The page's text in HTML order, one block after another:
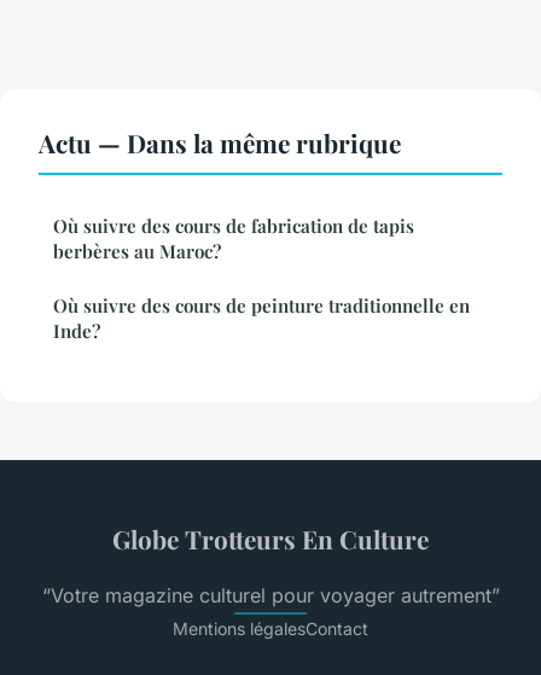
Actu — Dans la même rubrique
Où suivre des cours de fabrication de tapis
berbères au Maroc?
Où suivre des cours de peinture traditionnelle en
Inde?
Globe Trotteurs En Culture
“Votre magazine culturel pour voyager autrement”
Mentions légalesContact